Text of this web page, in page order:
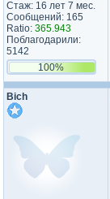
Стаж: 16 лет 7 мес.
Сообщений: 165
Ratio: 365.943
Поблагодарили:
5142
100%
Bich